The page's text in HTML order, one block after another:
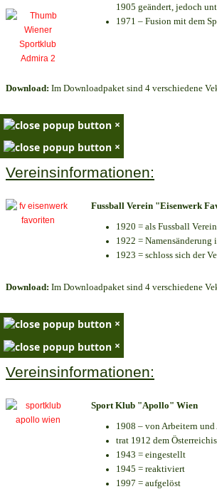
1905 geändert, jedoch
1971 – Fusion mit dem
Download: Im Downloadpaket sind 4 verschiedene
×
×
Vereinsinformationen:
Fussball Verein "Eisenwerk
1920 = als Fussball
1922 =
1923 = schloss sich der
Download: Im Downloadpaket sind 4 verschiedene
×
×
Vereinsinformationen:
Sport Klub "Apollo" Wien
1908 – von Arbeitern
trat 1912 dem
1943 = eingestellt
1945 = reaktiviert
1997 = aufgelöst